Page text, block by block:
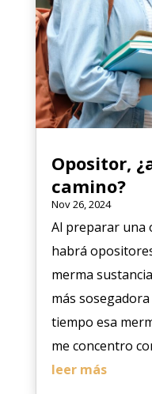
Opositor,
camino?
Nov 26, 2024
Al preparar una
habrá
merma
más
tiempo esa
me concentro
leer más